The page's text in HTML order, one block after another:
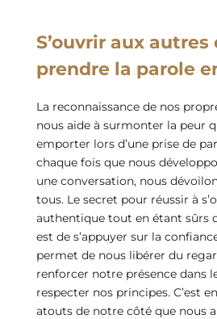
S’ouvrir aux autres
prendre la parole
La reconnaissance de nos
nous aide à surmonter la peur
emporter lors d’une prise de
chaque fois que nous
une conversation, nous
tous. Le secret pour réussir à
authentique tout en étant sûrs
est de s’appuyer sur la
permet de nous libérer du
renforcer notre présence dans
respecter nos principes. C’est
atouts de notre côté que nous